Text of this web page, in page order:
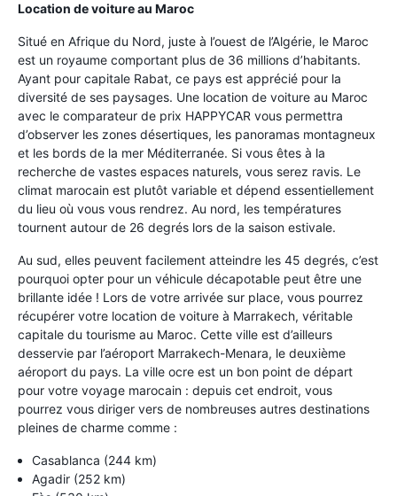
Location de voiture au Maroc
Situé en Afrique du Nord, juste à l’ouest de l’Algérie, le Maroc
est un royaume comportant plus de 36 millions d’habitants.
Ayant pour capitale Rabat, ce pays est apprécié pour la
diversité de ses paysages. Une location de voiture au Maroc
avec le comparateur de prix HAPPYCAR vous permettra
d’observer les zones désertiques, les panoramas montagneux
et les bords de la mer Méditerranée. Si vous êtes à la
recherche de vastes espaces naturels, vous serez ravis. Le
climat marocain est plutôt variable et dépend essentiellement
du lieu où vous vous rendrez. Au nord, les températures
tournent autour de 26 degrés lors de la saison estivale.
Au sud, elles peuvent facilement atteindre les 45 degrés, c’est
pourquoi opter pour un véhicule décapotable peut être une
brillante idée ! Lors de votre arrivée sur place, vous pourrez
récupérer votre location de voiture à Marrakech, véritable
capitale du tourisme au Maroc. Cette ville est d’ailleurs
desservie par l’aéroport Marrakech-Menara, le deuxième
aéroport du pays. La ville ocre est un bon point de départ
pour votre voyage marocain : depuis cet endroit, vous
pourrez vous diriger vers de nombreuses autres destinations
pleines de charme comme :
Casablanca (244 km)
Agadir (252 km)